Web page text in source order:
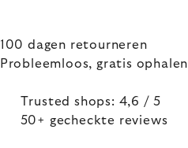
100 dagen retourneren
Probleemloos, gratis ophalen
Trusted shops: 4,6 / 5
50+ gecheckte reviews